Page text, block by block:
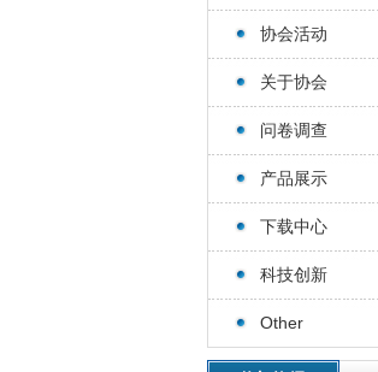
协会活动
关于协会
问卷调查
产品展示
下载中心
科技创新
Other